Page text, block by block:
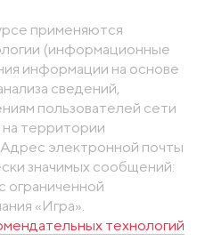
применяются
(информационные
информации на основе
сведений,
пользователей сети
территории
электронной почты
значимых сообщений:
ограниченной
«Игра».
технологий